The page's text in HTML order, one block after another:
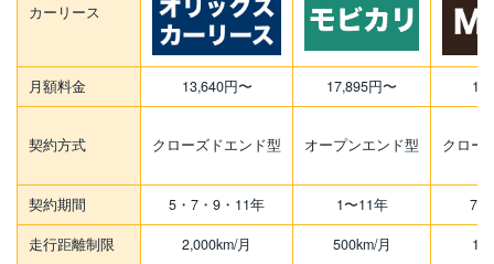
カーリース
月額料金 13,640円〜 17,895円〜
契約方式 クローズドエンド型 オープンエンド型 クロー
契約期間 5・7・9・11年 1〜11年
7
走行距離制限
2,000km/月 500km/月